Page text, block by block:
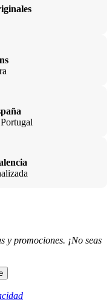
y promociones. ¡No seas